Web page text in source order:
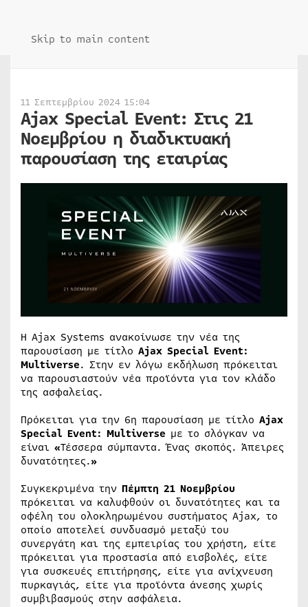
Skip to main content
11 Σεπτεμβρίου 2024 15:04
Ajax Special Event: Στις 21
Νοεμβρίου η διαδικτυακή
παρουσίαση της εταιρίας
Η Ajax Systems ανακοίνωσε την νέα της
παρουσίαση με τίτλο Ajax Special Event:
Multiverse. Στην εν λόγω εκδήλωση πρόκειται
να παρουσιαστούν νέα προϊόντα για τον κλάδο
της ασφαλείας.
Πρόκειται για την 6η παρουσίαση με τίτλο Ajax
Special Event: Multiverse με το σλόγκαν να
είναι «Τέσσερα σύμπαντα. Ένας σκοπός. Άπειρες
δυνατότητες.»
Συγκεκριμένα την Πέμπτη 21 Νοεμβρίου
πρόκειται να καλυφθούν οι δυνατότητες και τα
οφέλη του ολοκληρωμένου συστήματος Ajax, το
οποίο αποτελεί συνδυασμό μεταξύ του
συνεργάτη και της εμπειρίας του χρήστη, είτε
πρόκειται για προστασία από εισβολές, είτε
για συσκευές επιτήρησης, είτε για ανίχνευση
πυρκαγιάς, είτε για προϊόντα άνεσης χωρίς
συμβιβασμούς στην ασφάλεια.